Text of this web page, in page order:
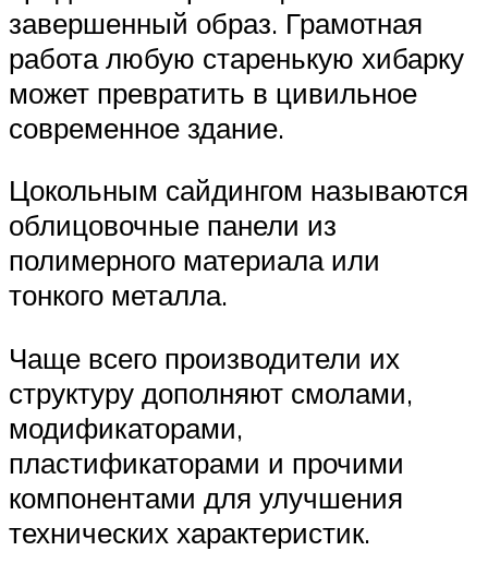
завершенный образ. Грамотная
работа любую старенькую хибарку
может превратить в цивильное
современное здание.
Цокольным сайдингом называются
облицовочные панели из
полимерного материала или
тонкого металла.
Чаще всего производители их
структуру дополняют смолами,
модификаторами,
пластификаторами и прочими
компонентами для улучшения
технических характеристик.